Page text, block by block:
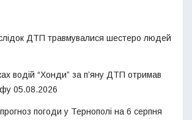
ДТП травмувалися шестеро людей
водій “Хонди” за п’яну ДТП отримав
05.08.2026
погоди у Тернополі на 6 серпня